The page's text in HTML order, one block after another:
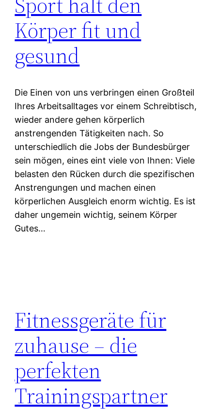
Körper fit und
gesund
Die Einen von uns verbringen einen Großteil
Ihres Arbeitsalltages vor einem Schreibtisch,
wieder andere gehen körperlich
anstrengenden Tätigkeiten nach. So
unterschiedlich die Jobs der Bundesbürger
sein mögen, eines eint viele von Ihnen: Viele
belasten den Rücken durch die spezifischen
Anstrengungen und machen einen
körperlichen Ausgleich enorm wichtig. Es ist
daher ungemein wichtig, seinem Körper
Gutes…
Fitnessgeräte für
zuhause – die
perfekten
Trainingspartner